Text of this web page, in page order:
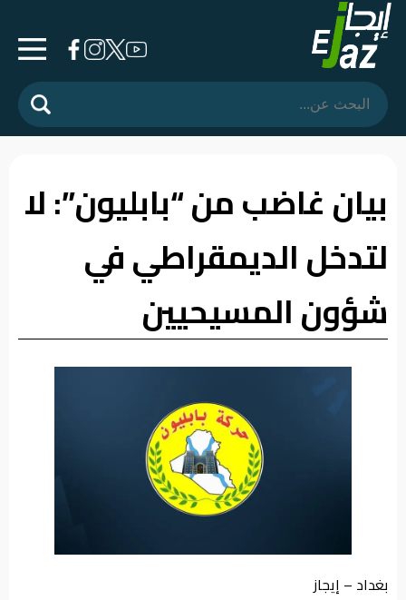
الرئيسية
المشهد
فرشة
الأسواق
رأي
وموقف
الفيديوهات
بيان غاضب من “بابليون”: لا
لتدخل الديمقراطي في
شؤون المسيحيين
بغداد – إيجاز